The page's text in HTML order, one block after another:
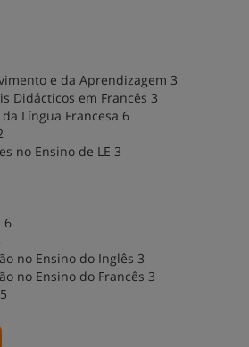
e da Aprendizagem 3
Didácticos em Francês 3
Língua Francesa 6
no Ensino de LE 3
6
no Ensino do Inglês 3
no Ensino do Francês 3